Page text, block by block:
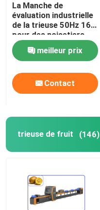
Produits
Vidéos
La Manche de
évaluation industrielle
de la trieuse 50Hz 16
pour des noisetiers
d'Australie
meilleur prix
Contact
trieuse de fruit (146)